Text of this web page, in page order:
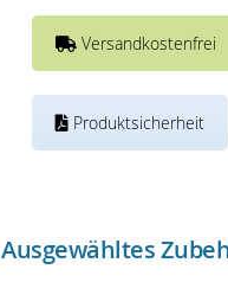
Versandkostenfrei
Produktsicherheit
Ausgewähltes